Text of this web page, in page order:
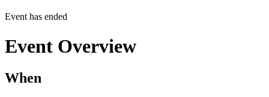
Event has ended
Event Overview
When